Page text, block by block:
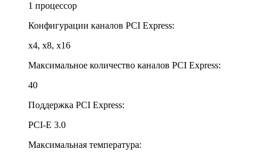
1 процессор
Конфигурации каналов PCI Express:
x4, x8, x16
Максимальное количество каналов PCI Express:
40
Поддержка PCI Express:
PCI-E 3.0
Максимальная температура: